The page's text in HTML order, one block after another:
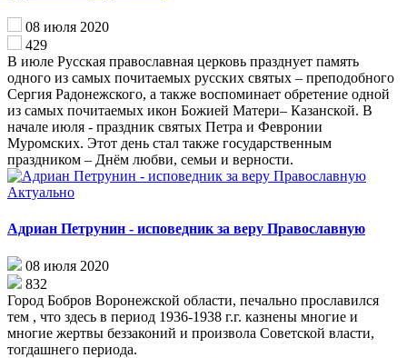
08 июля 2020
429
В июле Русская православная церковь празднует память
одного из самых почитаемых русских святых – преподобного
Сергия Радонежского, а также воспоминает обретение одной
из самых почитаемых икон Божией Матери– Казанской. В
начале июля - праздник святых Петра и Февронии
Муромских. Этот день стал также государственным
праздником – Днём любви, семьи и верности.
Актуально
Адриан Петрунин - исповедник за веру Православную
08 июля 2020
832
Город Бобров Воронежской области, печально прославился
тем , что здесь в период 1936-1938 г.г. казнены многие и
многие жертвы беззаконий и произвола Советской власти,
тогдашнего периода.